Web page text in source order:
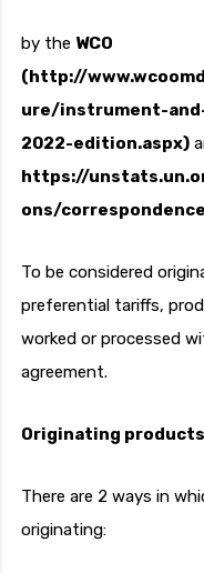
by the WCO
(http://
ure/instrument-
2022-edition.aspx)
https://
ons/
To be considered
preferential tariffs,
worked or processed
agreement.
Originating
There are 2 ways in
originating: